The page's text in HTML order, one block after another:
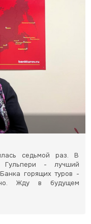
седьмой раз. В
Гульпери - лучший
горящих туров -
Жду в будущем